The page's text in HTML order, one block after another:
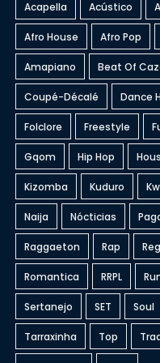
Acapella Acústico
Afro House Afro Pop
Amapiano Beat Of
Coupé-Décalé Dance
Folclore Freestyle
Gqom Hip Hop
Kizomba Kuduro
Naija Nócticias
Raggaeton Rap
Romantica RRPL
Sertanejo SET Soul
Tarraxinha Top